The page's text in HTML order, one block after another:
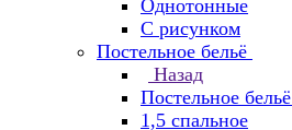
Однотонные
С рисунком
Постельное бельё
Назад
Постельное бельё
1,5 спальное